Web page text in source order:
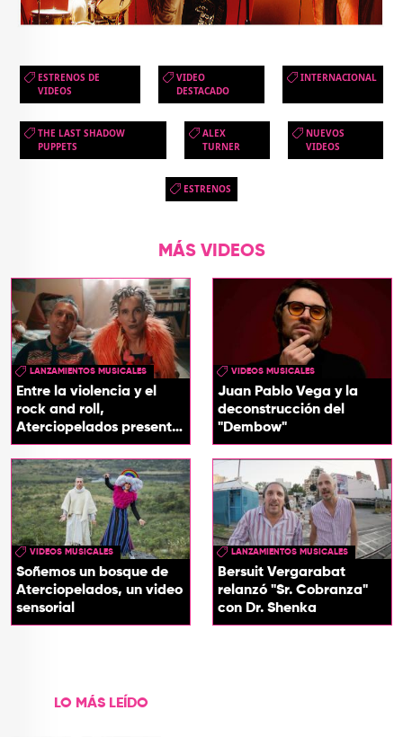
ESTRENOS DE
VIDEOS
VIDEO
DESTACADO
INTERNACIONAL
THE LAST SHADOW
PUPPETS
ALEX
TURNER
NUEVOS
VIDEOS
ESTRENOS
MÁS VIDEOS
LANZAMIENTOS MUSICALES
Entre la violencia y el
rock and roll,
Aterciopelados presenta
‘Los 90’
VIDEOS MUSICALES
Juan Pablo Vega y la
deconstrucción del
"Dembow"
VIDEOS MUSICALES
Soñemos un bosque de
Aterciopelados, un video
sensorial
LANZAMIENTOS MUSICALES
Bersuit Vergarabat
relanzó "Sr. Cobranza"
con Dr. Shenka
LO MÁS LEÍDO